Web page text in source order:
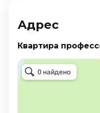
Адрес
Квартира